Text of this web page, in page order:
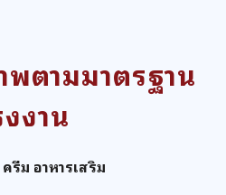
ตามมาตรฐาน
งาน
รีม อาหารเสริม